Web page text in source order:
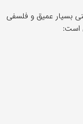
بسیار عمیق و فلسفی
است: